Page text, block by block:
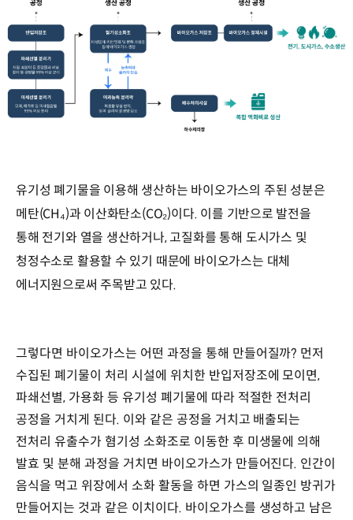
유기성 폐기물을 이용해 생산하는 바이오가스의 주된 성분은
메탄(CH₄)과 이산화탄소(CO₂)이다. 이를 기반으로 발전을
통해 전기와 열을 생산하거나, 고질화를 통해 도시가스 및
청정수소로 활용할 수 있기 때문에 바이오가스는 대체
에너지원으로써 주목받고 있다.
그렇다면 바이오가스는 어떤 과정을 통해 만들어질까? 먼저
수집된 폐기물이 처리 시설에 위치한 반입저장조에 모이면,
파쇄선별, 가용화 등 유기성 폐기물에 따라 적절한 전처리
공정을 거치게 된다. 이와 같은 공정을 거치고 배출되는
전처리 유출수가 혐기성 소화조로 이동한 후 미생물에 의해
발효 및 분해 과정을 거치면 바이오가스가 만들어진다. 인간이
음식을 먹고 위장에서 소화 활동을 하면 가스의 일종인 방귀가
만들어지는 것과 같은 이치이다. 바이오가스를 생성하고 남은